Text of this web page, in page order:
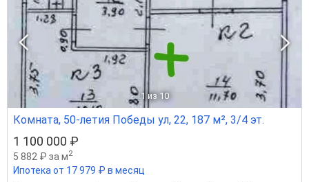
1 из 10
Комната, 50-летия Победы ул, 22, 187 м², 3/4 эт.
1 100 000 ₽
5 882 ₽ за м2
Ипотека от 17 979 ₽ в месяц